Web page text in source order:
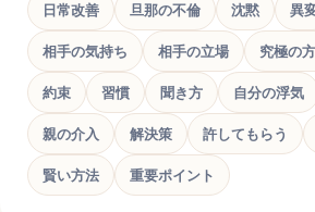
日常改善 旦那の不倫 沈黙 異
相手の気持ち 相手の立場 究極の
約束 習慣 聞き方 自分の浮気
親の介入 解決策 許してもらう
賢い方法 重要ポイント